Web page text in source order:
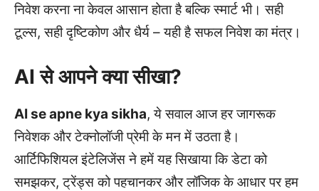
निवेश करना ना केवल आसान होता है बल्कि स्मार्ट भी। सही
टूल्स, सही दृष्टिकोण और धैर्य – यही है सफल निवेश का मंत्र।
AI से आपने क्या सीखा?
AI se apne kya sikha, ये सवाल आज हर जागरूक
निवेशक और टेक्नोलॉजी प्रेमी के मन में उठता है।
आर्टिफिशियल इंटेलिजेंस ने हमें यह सिखाया कि डेटा को
समझकर, ट्रेंड्स को पहचानकर और लॉजिक के आधार पर हम